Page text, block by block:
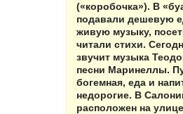
(«коробочка»). В
подавали дешевую
живую музыку,
читали стихи.
звучит музыка
песни Маринеллы.
богемная, еда и
недорогие. В
расположен на